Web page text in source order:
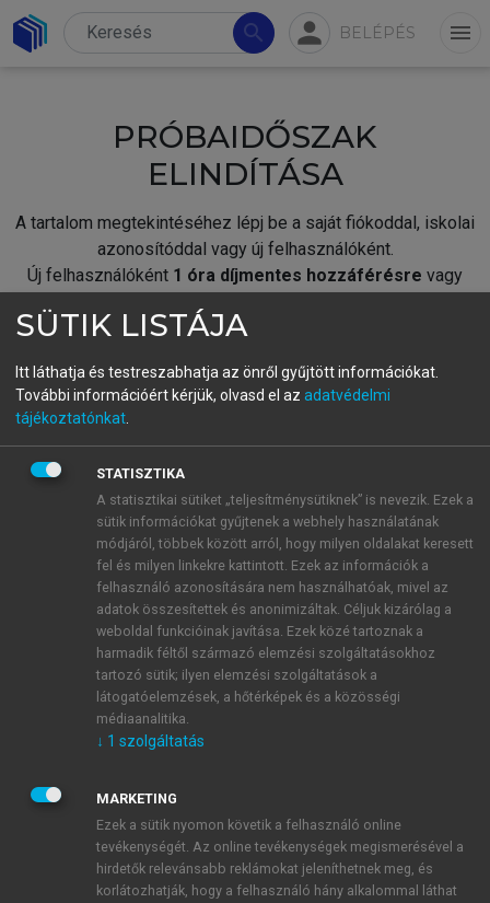
search person BELÉPÉS menu
PRÓBAIDŐSZAK
ELINDÍTÁSA
A tartalom megtekintéséhez lépj be a saját fiókoddal, iskolai
azonosítóddal vagy új felhasználóként.
Új felhasználóként 1 óra díjmentes hozzáférésre vagy
fiókoddal,vagy hozz létre új fiókot.
A regisztráció után apróbaidőszakautomatikusan
BELÉPÉS SAJÁT FIÓKKAL
ÚJ FIÓK LÉTREHOZÁSA
1 óra díjmentes hozzáférés
E-MAIL-CÍM
JELSZÓ
JELSZÓ ÚJRA
SÜTIK LISTÁJA
Itt láthatja és testreszabhatja az önről gyűjtött információkat.
További információért kérjük, olvasd el az adatvédelmi
tájékoztatónkat
STATISZTIKA
A statisztikai sütiket „teljesítménysütiknek” is nevezik. Ezek a
sütik információkat gyűjtenek a webhely használatának
módjáról, többek között arról, hogy milyen oldalakat keresett
fel és milyen linkekre kattintott. Ezek az információk a
felhasználó azonosítására nem használhatóak, mivel az
adatok összesítettek és anonimizáltak. Céljuk kizárólag a
weboldal funkcióinak javítása. Ezek közé tartoznak a
harmadik féltől származó elemzési szolgáltatásokhoz
tartozó sütik; ilyen elemzési szolgáltatások a
látogatóelemzések, a hőtérképek és a közösségi
médiaanalitika.
↓ 1 szolgáltatás
MARKETING
Ezek a sütik nyomon követik a felhasználó online
tevékenységét. Az online tevékenységek megismerésével a
hirdetők relevánsabb reklámokat jeleníthetnek meg, és
korlátozhatják, hogy a felhasználó hány alkalommal láthat